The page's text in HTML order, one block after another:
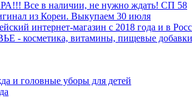
и головные уборы для детей